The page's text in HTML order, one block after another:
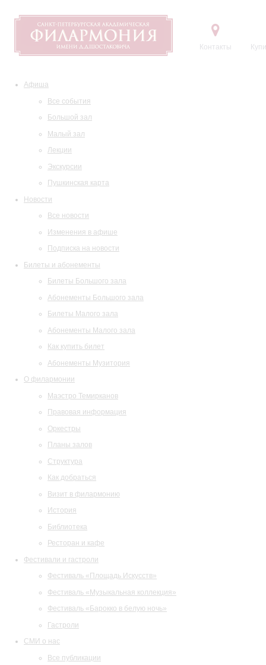
Контакты
Афиша
Все события
Большой зал
Малый зал
Лекции
Экскурсии
Пушкинская карта
Новости
Все новости
Изменения в афише
Подписка на новости
Билеты и абонементы
Билеты Большого зала
Абонементы Большого зала
Билеты Малого зала
Абонементы Малого зала
Как купить билет
Абонементы Музитория
О филармонии
Маэстро Темирканов
Правовая информация
Оркестры
Планы залов
Структура
Как добраться
Визит в филармонию
История
Библиотека
Ресторан и кафе
Фестивали и гастроли
Фестиваль «Площадь Искусств»
Фестиваль «Музыкальная коллекция»
Фестиваль «Барокко в белую ночь»
Гастроли
СМИ о нас
Все публикации